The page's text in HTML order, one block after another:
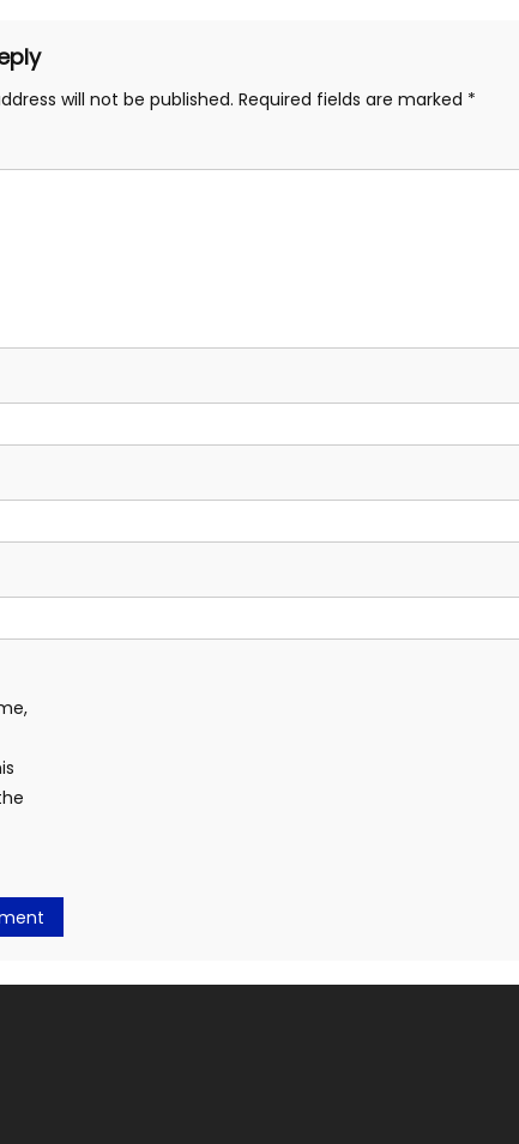
will not be published. Required fields are marked *